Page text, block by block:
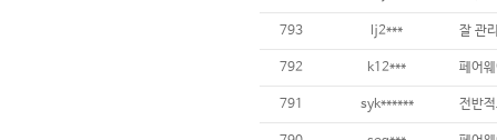
793 lj2***
792 k12***
791 syk******